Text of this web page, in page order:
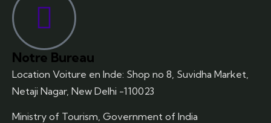
Notre Bureau
Location Voiture en Inde: Shop no 8, Suvidha Market,
Netaji Nagar, New Delhi -110023
Ministry of Tourism, Government of India